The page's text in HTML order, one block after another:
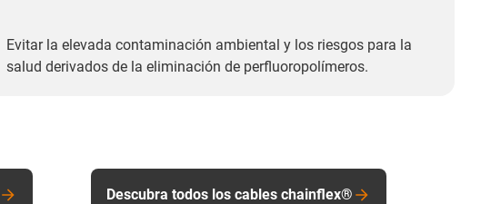
Evitar la elevada contaminación ambiental y los riesgos para la
salud derivados de la eliminación de perfluoropolímeros.
Descubra todos los cables chainflex®